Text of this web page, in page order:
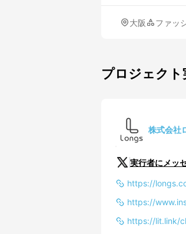
大阪 ファッ
プロジェクト
株式会社
実行者にメッ
https://
https://
https://lit.link/